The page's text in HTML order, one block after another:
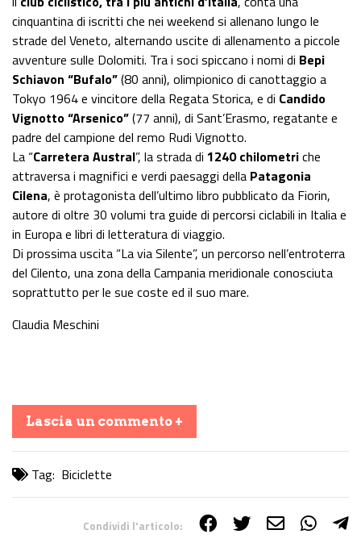
cinquantina di iscritti che nei weekend si allenano lungo le
strade del Veneto, alternando uscite di allenamento a piccole
avventure sulle Dolomiti. Tra i soci spiccano i nomi di Bepi
Schiavon “Bufalo”(80 anni), olimpionico di canottaggio a
Tokyo 1964 e vincitore della Regata Storica, e di Candido
Vignotto “Arsenico”(77 anni), di Sant’Erasmo, regatante e
padre del campione del remo Rudi Vignotto.
La “Carretera Austral”, la strada di 1240 chilometriche
attraversa i magnifici e verdi paesaggi della Patagonia
Cilena, è protagonista dell’ultimo libro pubblicato da Fiorin,
autore di oltre 30 volumi tra guide di percorsi ciclabili in Italia e
in Europa e libri di letteratura di viaggio.
Di prossima uscita “La via Silente”, un percorso nell’entroterra
del Cilento, una zona della Campania meridionale conosciuta
soprattutto per le sue coste ed il suo mare.
Claudia Meschini
Lascia un commento +
Tag: Biciclette
Condividi l'articolo: